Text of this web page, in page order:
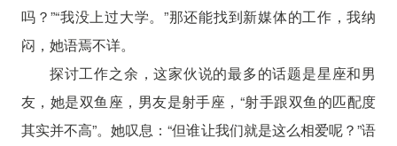
吗？”“我没上过大学。”那还能找到新媒体的工作，我纳
闷，她语焉不详。
探讨工作之余，这家伙说的最多的话题是星座和男
友，她是双鱼座，男友是射手座，“射手跟双鱼的匹配度
其实并不高”。她叹息：“但谁让我们就是这么相爱呢？”语